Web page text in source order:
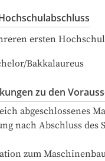
ersten
Bakkalaureus
zu den
abgeschlossenes
nach Abschluss des
zum